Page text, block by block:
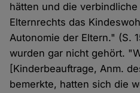
hätten und die
Elternrechts das
Autonomie der Eltern." (S.
wurden gar nicht gehört.
[Kinderbeauftrage, Anm.
bemerkte, hatten sich die